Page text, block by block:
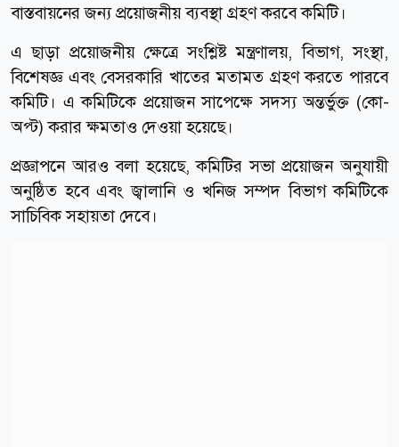
বাস্তবায়নের জন্য প্রয়োজনীয় ব্যবস্থা গ্রহণ করবে কমিটি।
এ ছাড়া প্রয়োজনীয় ক্ষেত্রে সংশ্লিষ্ট মন্ত্রণালয়, বিভাগ, সংস্থা,
বিশেষজ্ঞ এবং বেসরকারি খাতের মতামত গ্রহণ করতে পারবে
কমিটি। এ কমিটিকে প্রয়োজন সাপেক্ষে সদস্য অন্তর্ভুক্ত (কো-
অপ্ট) করার ক্ষমতাও দেওয়া হয়েছে।
প্রজ্ঞাপনে আরও বলা হয়েছে, কমিটির সভা প্রয়োজন অনুযায়ী
অনুষ্ঠিত হবে এবং জ্বালানি ও খনিজ সম্পদ বিভাগ কমিটিকে
সাচিবিক সহায়তা দেবে।